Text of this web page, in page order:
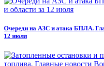
Очереди на АЗС и атака БПЛА.
12 июля